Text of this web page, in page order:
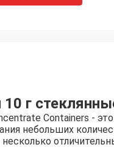
г
Containers -
небольших